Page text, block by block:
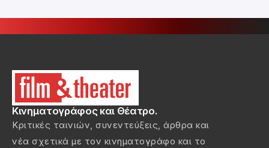
Κινηματογράφος και Θέατρο.
Κριτικές ταινιών, συνεντεύξεις, άρθρα και
νέα σχετικά με τον κινηματογράφο και το